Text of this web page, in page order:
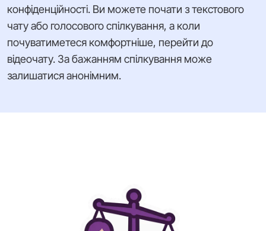
конфіденційності. Ви можете почати з текстового
чату або голосового спілкування, а коли
почуватиметеся комфортніше, перейти до
відеочату. За бажанням спілкування може
залишатися анонімним.